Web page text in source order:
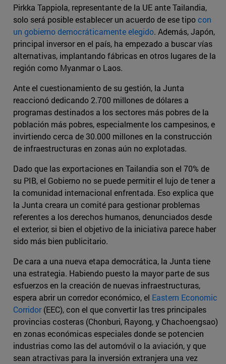
Pirkka Tappiola, representante de la UE ante Tailandia,
solo será posible establecer un acuerdo de ese tipocon
un gobierno democráticamente elegido. Además, Japón,
principal inversor en el país, ha empezado a buscar vías
alternativas, implantando fábricas en otros lugares de la
región como Myanmar o Laos.
Ante el cuestionamiento de su gestión, la Junta
reaccionó dedicando 2.700 millones de dólares a
programas destinados a los sectores más pobres de la
población más pobres, especialmente los campesinos, e
invirtiendo cerca de 30.000 millones en la construcción
de infraestructuras en zonas aún no explotadas.
Dado que las exportaciones en Tailandia son el 70% de
su PIB, el Gobierno no se puede permitir el lujo de tener a
la comunidad internacional enfrentada. Eso explica que
la Junta creara un comité para gestionar problemas
referentes a los derechos humanos, denunciados desde
el exterior, si bien el objetivo de la iniciativa parece haber
sido más bien publicitario.
De cara a una nueva etapa democrática, la Junta tiene
una estrategia. Habiendo puesto la mayor parte de sus
esfuerzos en la creación de nuevas infraestructuras,
espera abrir un corredor económico, el Eastern Economic
Corridor(EEC), con el que convertir las tres principales
provincias costeras (Chonburi, Rayong, y Chachoengsao)
en zonas económicas especiales donde se potencien
industrias como las del automóvil o la aviación, y que
sean atractivas para la inversión extranjera una vez